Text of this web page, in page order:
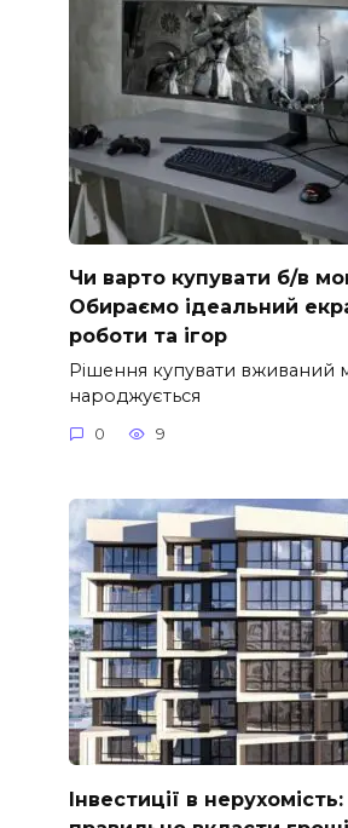
Чи варто купувати б/в
Обираємо ідеальний
роботи та ігор
Рішення купувати вживаний
народжується
0 9
Інвестиції в